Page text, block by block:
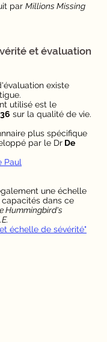
par Millions Missing
et évaluation
existe
utilisé est le
sur la qualité de vie.
plus spécifique
par le Dr De
Paul
une échelle
dans ce
Hummingbird's
échelle de sévérité"